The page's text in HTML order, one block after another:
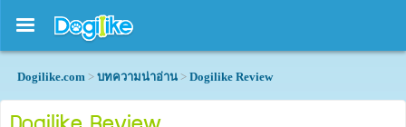
Dogilike.com > บทความน่าอ่าน > Dogilike Review